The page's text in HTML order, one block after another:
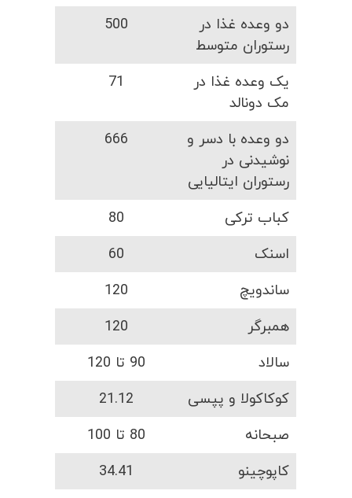
دو وعده غذا در
رستوران متوسط
500
یک وعده غذا در
مک دونالد
71
دو وعده با دسر و
نوشیدنی در
رستوران ایتالیایی
666
کباب ترکی
80
اسنک
60
ساندویچ
120
همبرگر
120
سالاد
90 تا 120
کوکاکولا و پپسی
21.12
صبحانه
80 تا 100
کاپوچینو
34.41